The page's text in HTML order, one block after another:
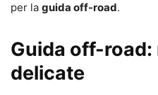
per la guida off-road.
Guida off-road:
delicate